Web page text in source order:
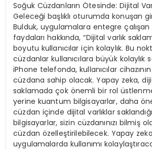
Soğuk Cüzdanların Ötesinde: Dijital
Geleceği başlıklı oturumda konuşan
Bulduk, uygulamalara entegre çalışan
faydaları hakkında, “Dijital varlık
boyutu kullanıcılar için kolaylık. Bu
cüzdanlar kullanıcılara büyük kolaylık
iPhone telefonda, kullanıcılar
cüzdana sahip olacak. Yapay zeka,
saklamada çok önemli bir rol
yerine kuantum bilgisayarlar, daha
cüzdan içinde dijital varlıklar
bilgisayarlar, sizin cüzdanınızı bilmiş
cüzdan özelleştirilebilecek. Yapay
uygulamalarda kullanımı